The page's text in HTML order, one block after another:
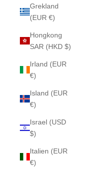
Grekland
(EUR €)
Hongkong
SAR (HKD $)
Irland (EUR
€)
Island (EUR
€)
Israel (USD
$)
Italien (EUR
€)